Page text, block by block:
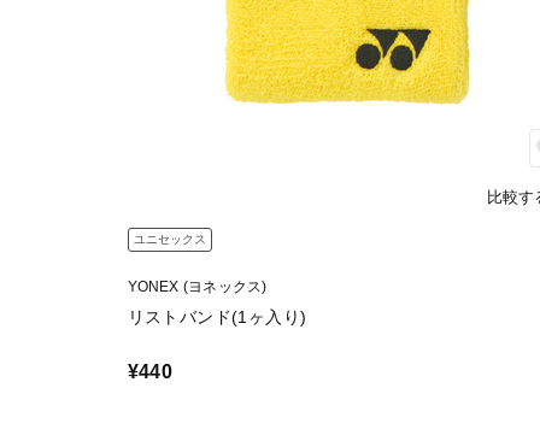
比較す
ユニセックス
YONEX (ヨネックス)
リストバンド(1ヶ入り)
¥440